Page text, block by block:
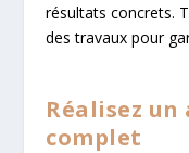
résultats concrets.
des travaux pour
Réalisez
complet